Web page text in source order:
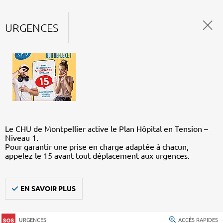
URGENCES
Le CHU de Montpellier active le Plan Hôpital en Tension –
Niveau 1.
Pour garantir une prise en charge adaptée à chacun,
appelez le 15 avant tout déplacement aux urgences.
EN SAVOIR PLUS
URGENCES ACCÈS RAPIDES